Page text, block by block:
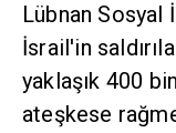
Lübnan Sosyal
İsrail'in
yaklaşık 400
ateşkese